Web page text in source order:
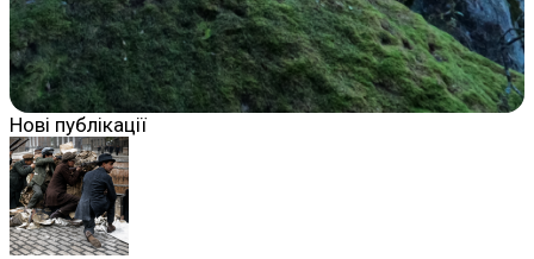
Нові публікації